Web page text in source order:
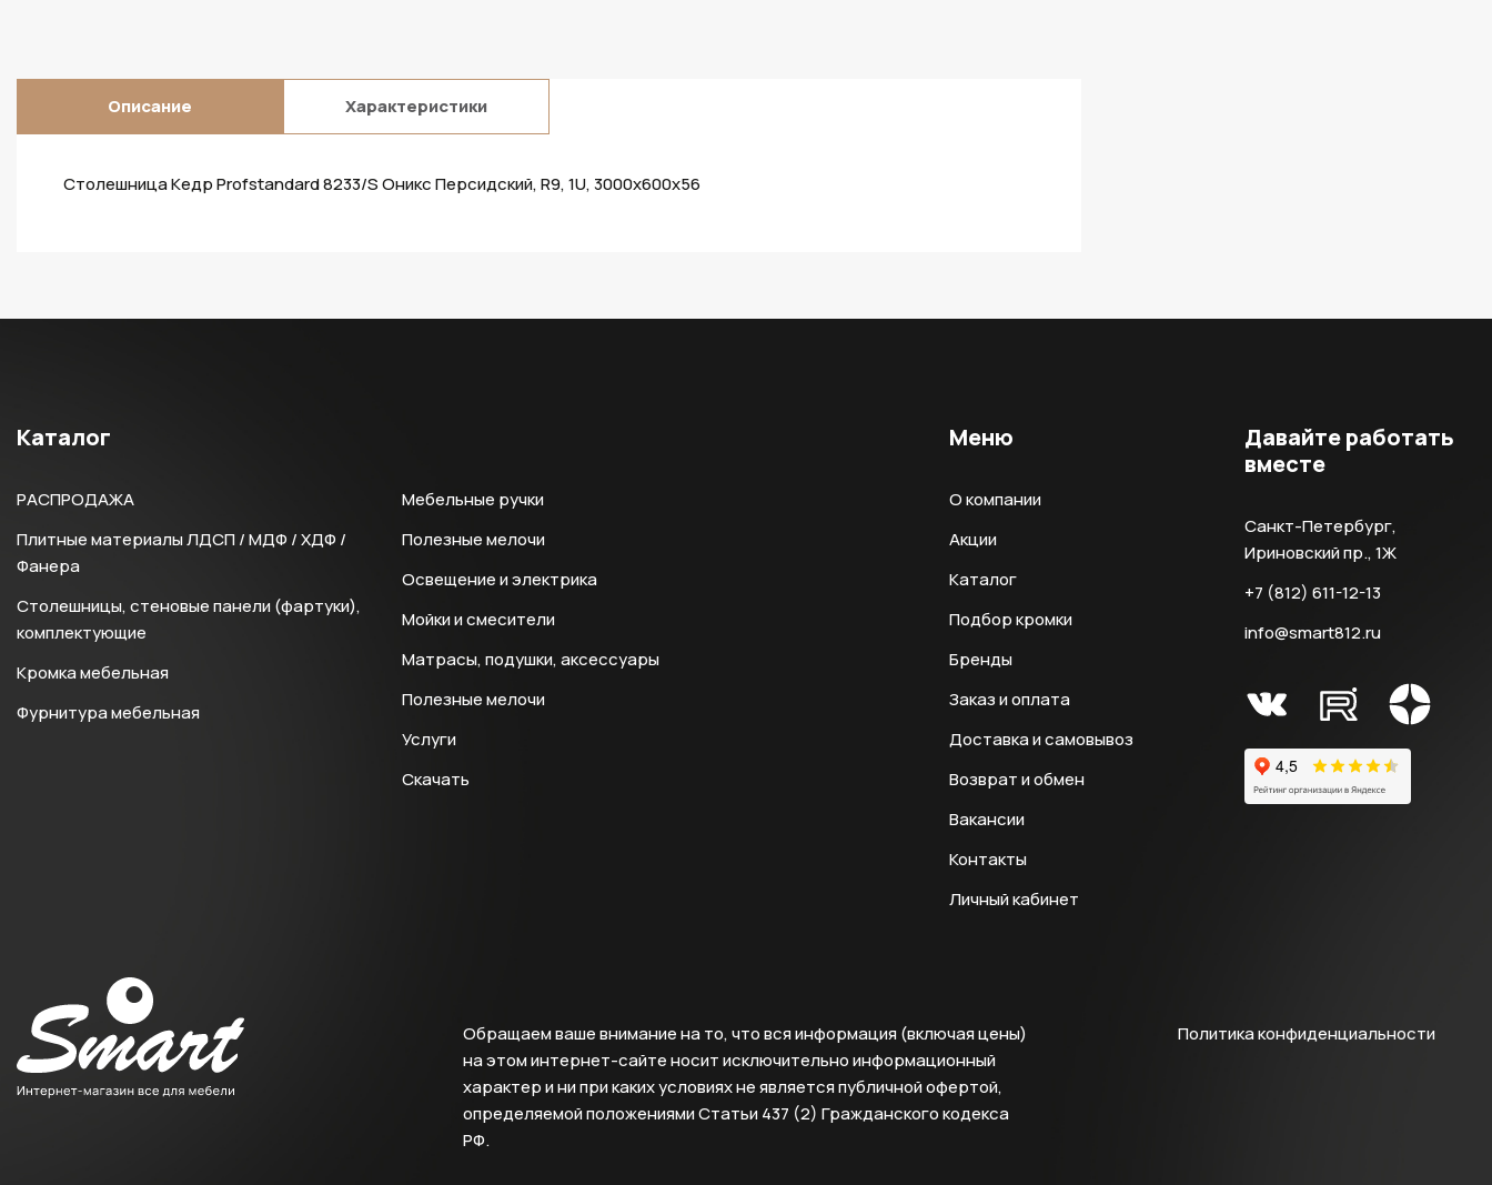
Описание Характеристики
Столешница Кедр Profstandard 8233/S Оникс Персидский, R9, 1U, 3000х600х56
Каталог
РАСПРОДАЖА
Плитные материалы ЛДСП / МДФ / ХДФ /
Фанера
Столешницы, стеновые панели (фартуки),
комплектующие
Кромка мебельная
Фурнитура мебельная
Мебельные ручки
Полезные мелочи
Освещение и электрика
Мойки и смесители
Матрасы, подушки, аксессуары
Полезные мелочи
Услуги
Скачать
Меню
О компании
Акции
Каталог
Подбор кромки
Бренды
Заказ и оплата
Доставка и самовывоз
Возврат и обмен
Вакансии
Контакты
Личный кабинет
Давайте работать
вместе
Санкт-Петербург,
Ириновский пр., 1Ж
+7 (812) 611-12-13
info@smart812.ru
Политика конфиденциальности
Обращаем ваше внимание на то, что вся информация (включая цены)
на этом интернет-сайте носит исключительно информационный
характер и ни при каких условиях не является публичной офертой,
определяемой положениями Статьи 437 (2) Гражданского кодекса
РФ.